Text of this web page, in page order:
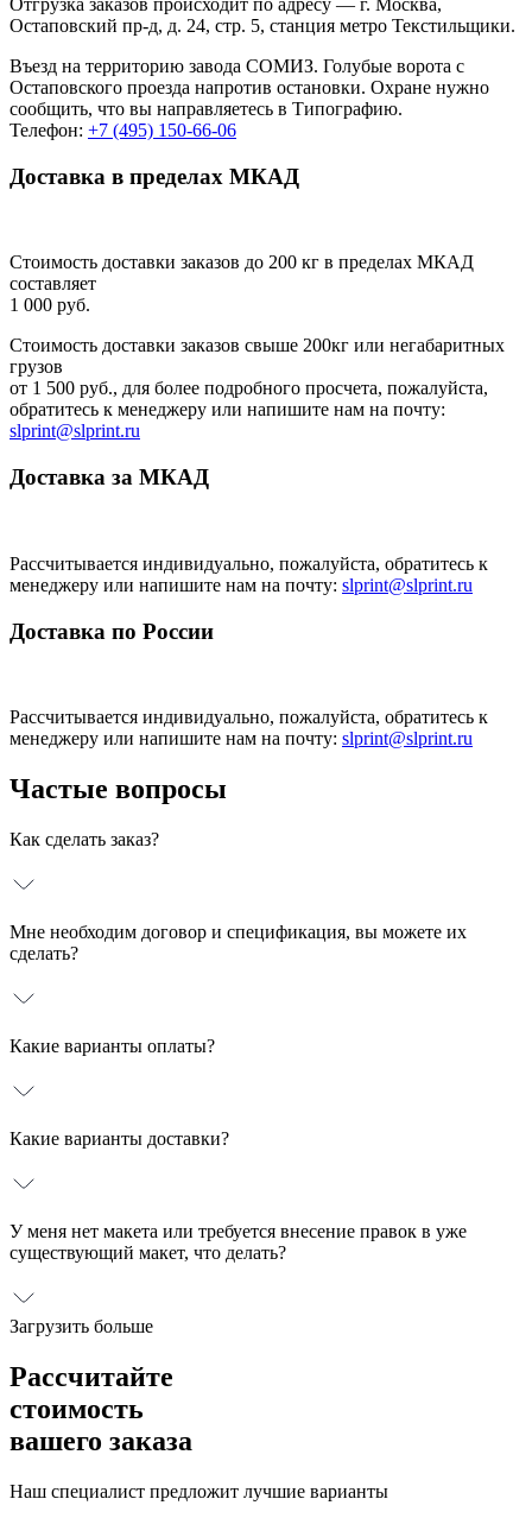
Отгрузка заказов происходит по адресу — г. Москва,
Остаповский пр-д, д. 24, стр. 5, станция метро Текстильщики.
Въезд на территорию завода СОМИЗ. Голубые ворота с
Остаповского проезда напротив остановки. Охране нужно
сообщить, что вы направляетесь в Типографию.
Телефон: +7 (495) 150-66-06
Доставка в пределах МКАД
Стоимость доставки заказов до 200 кг в пределах МКАД
составляет
1 000 руб.
Стоимость доставки заказов свыше 200кг или негабаритных
грузов
от 1 500 руб., для более подробного просчета, пожалуйста,
обратитесь к менеджеру или напишите нам на почту:
slprint@slprint.ru
Доставка за МКАД
Рассчитывается индивидуально, пожалуйста, обратитесь к
менеджеру или напишите нам на почту: slprint@slprint.ru
Доставка по России
Рассчитывается индивидуально, пожалуйста, обратитесь к
менеджеру или напишите нам на почту: slprint@slprint.ru
Частые вопросы
Как сделать заказ?
Мне необходим договор и спецификация, вы можете их
сделать?
Какие варианты оплаты?
Какие варианты доставки?
У меня нет макета или требуется внесение правок в уже
существующий макет, что делать?
Загрузить больше
Рассчитайте
стоимость
вашего заказа
Наш специалист предложит лучшие варианты